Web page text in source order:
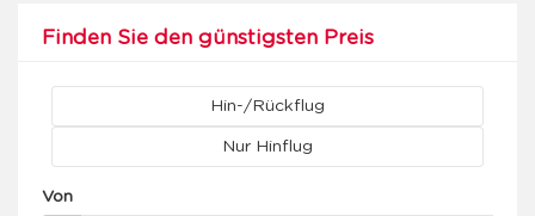
Finden Sie den günstigsten Preis
Hin-/Rückflug
Nur Hinflug
Von